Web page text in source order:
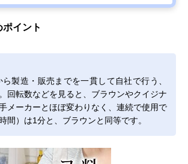
ポイント
製造・販売までを一貫して自社で行う、
回転数などを見ると、ブラウンやクイジナ
メーカーとほぼ変わりなく、連続で使用で
間）は1分と、ブラウンと同等です。